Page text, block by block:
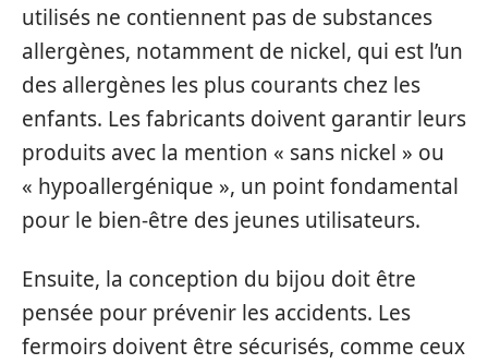
utilisés ne contiennent pas de substances
allergènes, notamment de nickel, qui est l’un
des allergènes les plus courants chez les
enfants. Les fabricants doivent garantir leurs
produits avec la mention « sans nickel » ou
« hypoallergénique », un point fondamental
pour le bien-être des jeunes utilisateurs.
Ensuite, la conception du bijou doit être
pensée pour prévenir les accidents. Les
fermoirs doivent être sécurisés, comme ceux